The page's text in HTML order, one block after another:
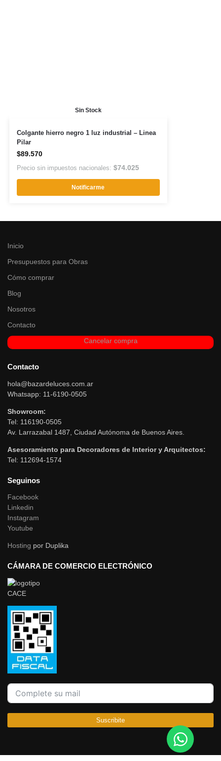
Sin Stock
Colgante hierro negro 1 luz industrial – Linea
Pilar
$89.570
Precio sin impuestos nacionales: $74.025
Notificarme
Inicio
Presupuestos para Obras
Cómo comprar
Blog
Nosotros
Contacto
Cancelar compra
Contacto
hola@bazardeluces.com.ar
Whatsapp: 11-6190-0505
Showroom:
Tel: 116190-0505
Av. Larrazabal 1487, Ciudad Autónoma de Buenos Aires.
Asesoramiento para Decoradores de Interior y Arquitectos:
Tel: 112694-1574
Seguinos
Facebook
Linkedin
Instagram
Youtube
Hosting por Duplika
CÁMARA DE COMERCIO ELECTRÓNICO
Suscribite